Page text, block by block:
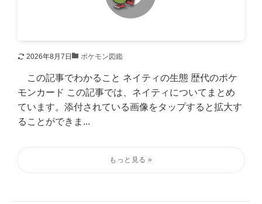
2026年8月7日 ポケモン図鑑
この記事でわかること ネイティの生態 歴代のポケ
モンカード この記事では、ネイティについてまとめ
ています。添付されている画像をタップすると拡大す
ることができま...